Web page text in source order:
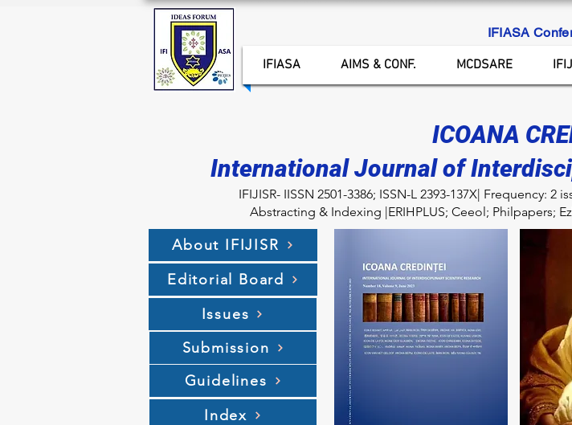
IFIASA
IFIASA AIMS & CONF. MCDSARE
ICOANA
International Journal of
IFIJISR- IISSN 2501-3386; ISSN-L 2393-137X| Frequency:
Abstracting & Indexing |ERIHPLUS; Ceeol; Philpapers;
About IFIJISR
Editorial Board
Issues
Submission
Guidelines
Index